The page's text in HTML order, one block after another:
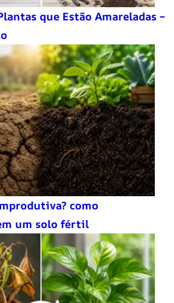
que Estão Amareladas –
como
um solo fértil